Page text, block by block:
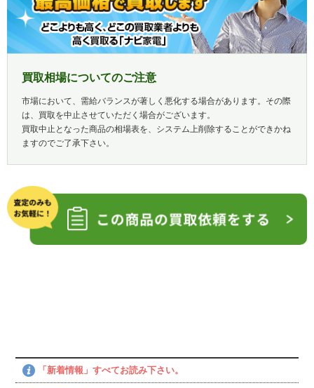
買取相場についてのご注意
市場において、需給バランスが著しく悪化する場合があります。その際
は、買取を中止させていただく場合がございます。
買取中止となった商品の相場表を、システム上削除することができかね
ますのでご了承下さい。
「新着情報」すべてお読み下さい。